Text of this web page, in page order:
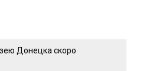
Донецка скоро